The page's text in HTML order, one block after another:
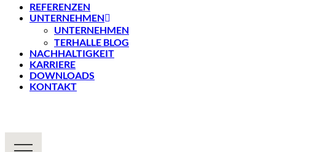
REFERENZEN
UNTERNEHMEN
UNTERNEHMEN
TERHALLE BLOG
NACHHALTIGKEIT
KARRIERE
DOWNLOADS
KONTAKT